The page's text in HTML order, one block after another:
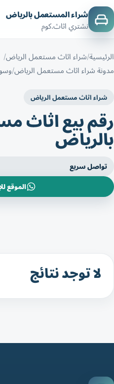
شراء المستعمل بالرياض
نشتري اثاث.كوم
الرئيسية شراء اثاث مستعمل الرياض
مدونة شراء اثاث مستعمل الرياض
شراء اثاث مستعمل الرياض
رقم بيع اثاث
بالرياض
تواصل سريع
الموقع
لا توجد نتائج